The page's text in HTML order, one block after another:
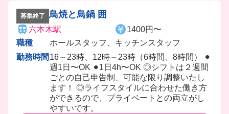
募集終了 鳥焼と鳥鍋 囲
六本木駅
1400円〜
職種
ホールスタッフ、キッチンスタッフ
勤務時間 16～23時、12時～23時（6時間、8時間） ⚫︎
週1日〜OK ⚫︎1日4h〜OK ◎シフトは２週間
ごとの自己申告制、可能な限り調整いたし
ます！ ◎ライフスタイルに合わせた働き方
ができるので、プライベートとの両立がし
やすいです。